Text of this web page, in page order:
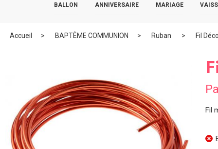
BALLON ANNIVERSAIRE MARIAGE
Accueil BAPTÊME COMMUNION Ruban Fil
Fil